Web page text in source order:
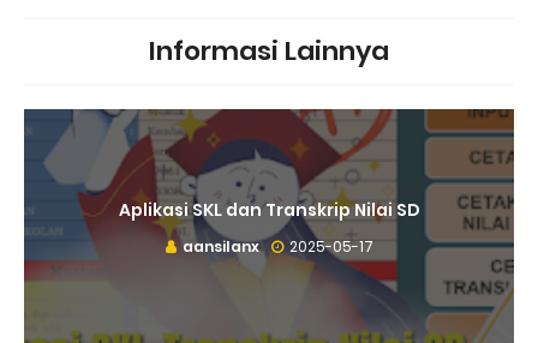
Informasi Lainnya
Aplikasi SKL dan Transkrip Nilai SD
aansilanx 2025-05-17